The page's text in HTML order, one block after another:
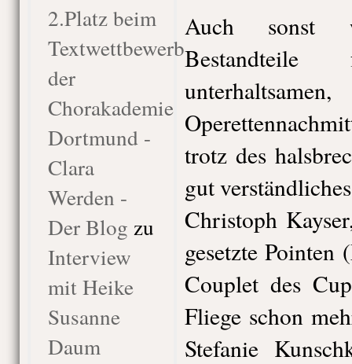
2.Platz beim
Textwettbewerb
der
Chorakademie
Dortmund -
Clara
Werden -
Der Blog zu
Interview
mit Heike
Susanne
Daum
Auch sonst
trotz des
gut
Christoph
gesetzte
Couplet des
Fliege schon
Stefanie